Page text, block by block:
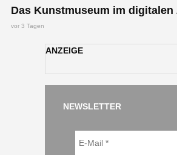
Das Kunstmuseum im digitalen
vor 3 Tagen
ANZEIGE
NEWSLETTER